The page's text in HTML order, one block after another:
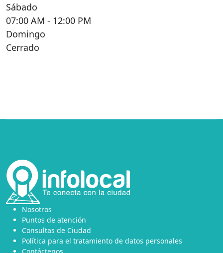
Sábado
07:00 AM - 12:00 PM
Domingo
Cerrado
Nosotros
Puntos de atención
Consultas de Ciudad
Política para el tratamiento de datos personales